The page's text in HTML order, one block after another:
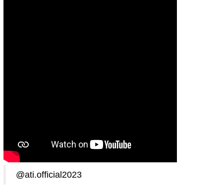
@ati.official2023